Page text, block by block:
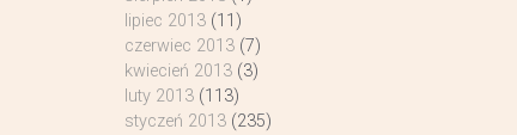
lipiec 2013(11)
czerwiec 2013(7)
kwiecień 2013(3)
luty 2013(113)
styczeń 2013(235)